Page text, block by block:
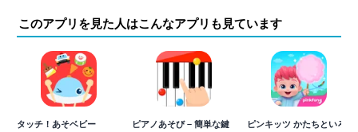
このアプリを見た人はこんなアプリも見ています
タッチ！あそベビー
ピアノあそび – 簡単な鍵
ピンキッツ かたちといろ